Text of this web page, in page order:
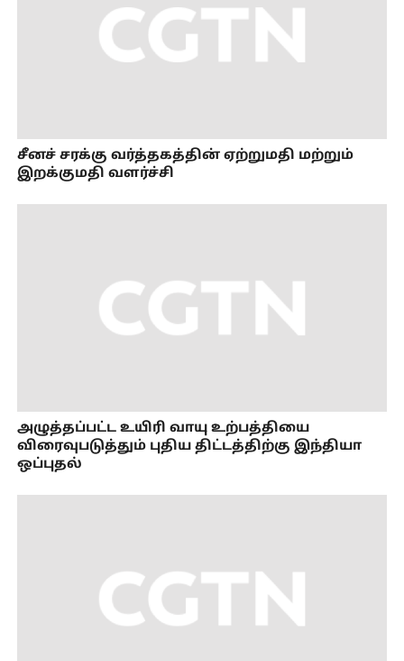
சீனச் சரக்கு வர்த்தகத்தின் ஏற்றுமதி மற்றும்
இறக்குமதி வளர்ச்சி
அழுத்தப்பட்ட உயிரி வாயு உற்பத்தியை
விரைவுபடுத்தும் புதிய திட்டத்திற்கு இந்தியா
ஒப்புதல்